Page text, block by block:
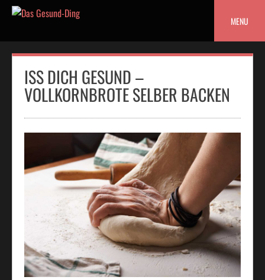
Skip
MENU
ISS DICH GESUND –
VOLLKORNBROTE SELBER BACKEN